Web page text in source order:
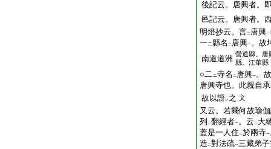
後記云。唐興者。
邑記云。唐興者。
明燈抄云。言二 唐興一
一ニ縣名 二 唐興一。故
南道道洲 營道縣。唐
縣。江華縣
○二ニ寺名 二 唐興一。
唐興寺也。此親自承
故以證レ之 文
又云。若爾何故瑜
列
二翻經者一。云 二 大
蓋是一人住 二於兩寺一
造 二對法疏一三藏弟